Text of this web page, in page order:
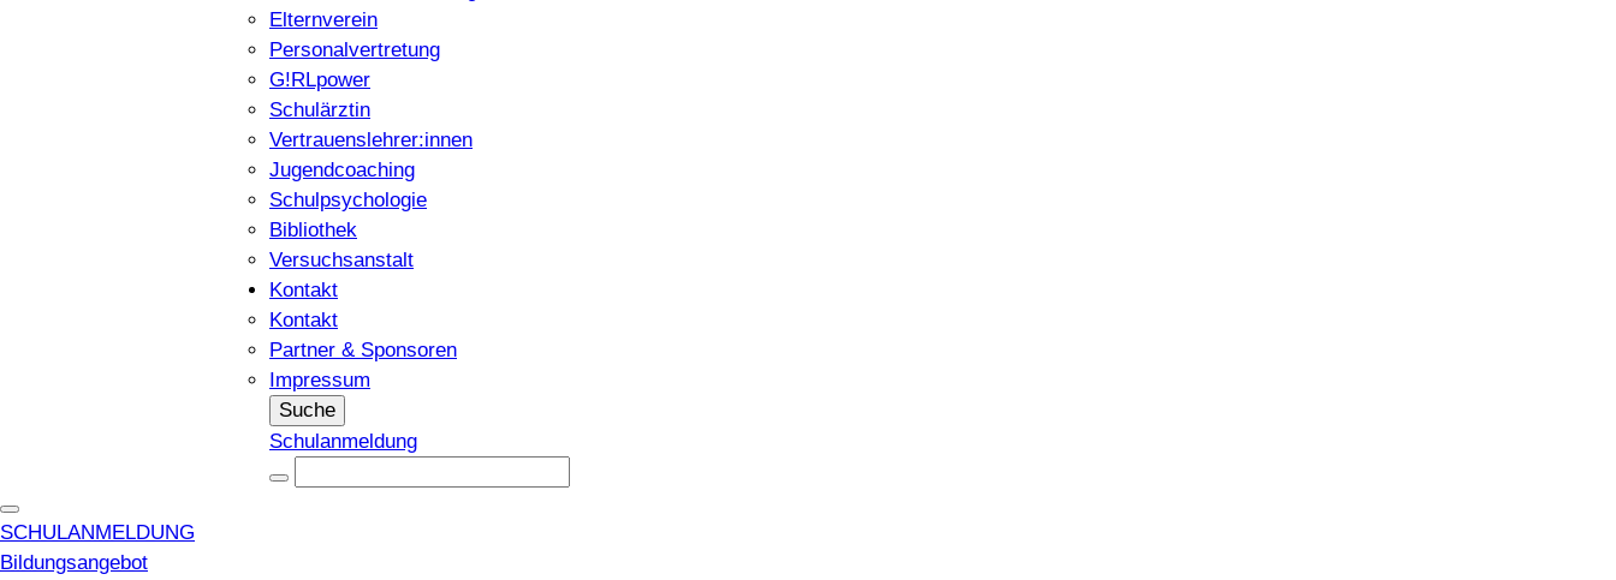
Elternverein
Personalvertretung
G!RLpower
Schulärztin
Vertrauenslehrer:innen
Jugendcoaching
Schulpsychologie
Bibliothek
Versuchsanstalt
Kontakt
Kontakt
Partner & Sponsoren
Impressum
Suche
Schulanmeldung
SCHULANMELDUNG
Bildungsangebot